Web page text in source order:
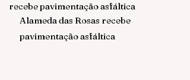
recebe pavimentação asfáltica
Alameda das Rosas recebe
pavimentação asfáltica